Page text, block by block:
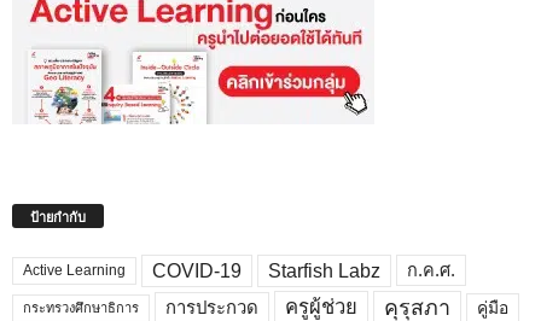
ป้ายกำกับ
Active Learning COVID-19 Starfish Labz ก.ค.ศ.
กระทรวงศึกษาธิการ การประกวด ครูผู้ช่วย คุรุสภา คู่มือ